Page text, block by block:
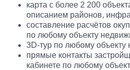
карта с более 2 200
описанием районов,
составление расчётов
по любому объекту
3D-тур по любому объекту
прямые контакты
кабинете по любому